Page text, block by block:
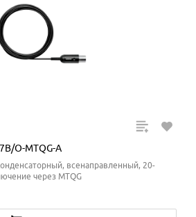
O-MTQG-A
всенаправленный, 20-
через MTQG